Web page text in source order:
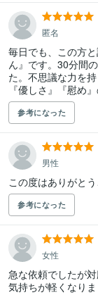
匿名
毎日でも、この方
ん』です。30分間
た。不思議な力を
『優しさ』『慰め』
参考になった
男性
この度はありがと
参考になった
女性
急な依頼でしたが
気持ちが軽くなり